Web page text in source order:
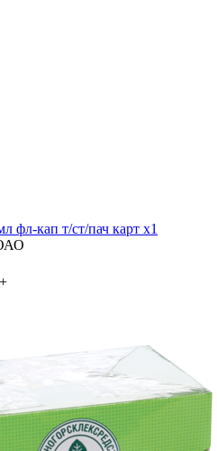
фл-кап т/ст/пач карт x1
+